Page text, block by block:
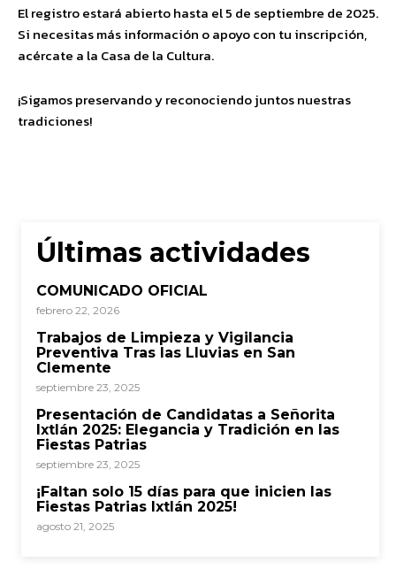
El registro estará abierto hasta el 5 de septiembre de 2025.
Si necesitas más información o apoyo con tu inscripción,
acércate a la Casa de la Cultura.
¡Sigamos preservando y reconociendo juntos nuestras
tradiciones!
Últimas actividades
COMUNICADO OFICIAL
febrero 22, 2026
Trabajos de Limpieza y Vigilancia
Preventiva Tras las Lluvias en San
Clemente
septiembre 23, 2025
Presentación de Candidatas a Señorita
Ixtlán 2025: Elegancia y Tradición en las
Fiestas Patrias
septiembre 23, 2025
¡Faltan solo 15 días para que inicien las
Fiestas Patrias Ixtlán 2025!
agosto 21, 2025